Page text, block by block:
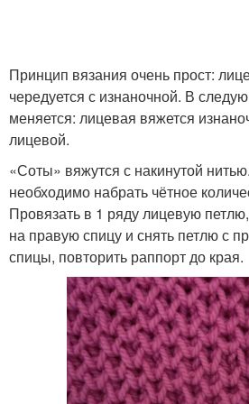
Принцип вязания очень прост:
чередуется с изнаночной. В
меняется: лицевая вяжется
лицевой.
«Соты» вяжутся с накинутой
необходимо набрать чётное
Провязать в 1 ряду лицевую
на правую спицу и снять петлю с
спицы, повторить раппорт до края.